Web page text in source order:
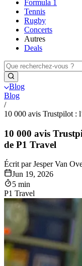
Formula 1
Tennis
Rugby
Concerts
Autres
Deals
Blog
Blog
/
10 000 avis Trustpilot :
10 000 avis
de P1 Travel
Écrit par Jesper Van
Jun 19, 2026
5 min
P1 Travel